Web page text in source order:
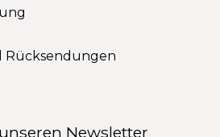
Rücksendungen
Newsletter